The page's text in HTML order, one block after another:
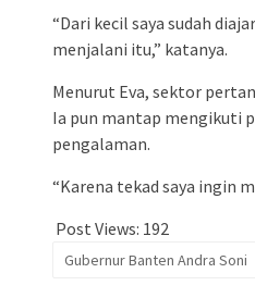
“Dari kecil saya sudah
menjalani itu,” katanya.
Menurut Eva, sektor
Ia pun mantap mengikuti
pengalaman.
“Karena tekad saya ingin
Post Views: 192
Gubernur Banten Andra Soni